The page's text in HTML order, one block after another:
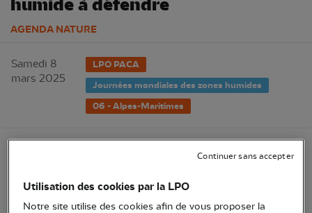
humide à défendre
AGENDA NATURE
Samedi 8
mars 2025
LPO PACA
Journées mondiales des zones humides
06 - Alpes-Maritimes
à résoudre une enquête naturaliste portant sur la
protection de l’étang de Fontmerle, Zone humide à
Utilisation des cookies par la LPO
Notre site utilise des cookies afin de vous proposer la
Continuer sans accepter